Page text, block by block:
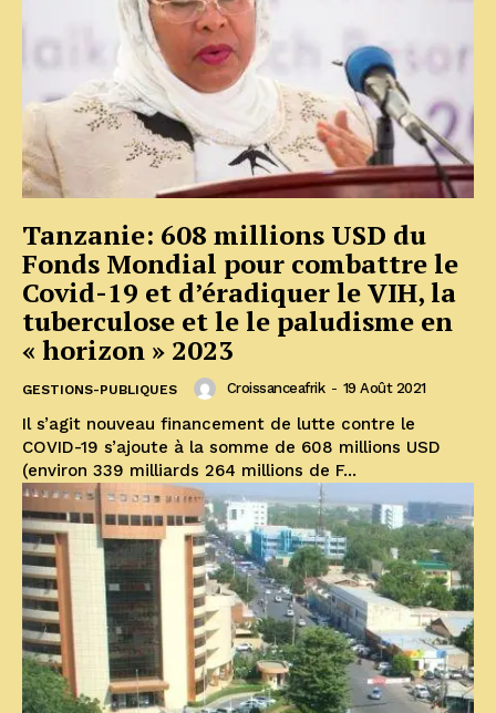
Tanzanie: 608 millions USD du
Fonds Mondial pour combattre le
Covid-19 et d’éradiquer le VIH, la
tuberculose et le le paludisme en
« horizon » 2023
GESTIONS-PUBLIQUES Croissanceafrik - 19 Août 2021
Il s’agit nouveau financement de lutte contre le
COVID-19 s’ajoute à la somme de 608 millions USD
(environ 339 milliards 264 millions de F...